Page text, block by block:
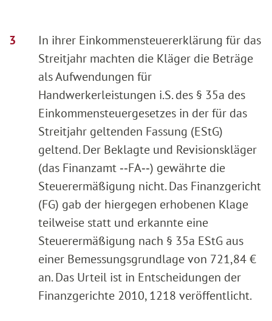
In ihrer Einkommensteuererklärung für das
Streitjahr machten die Kläger die Beträge
als Aufwendungen für
Handwerkerleistungen i.S. des § 35a des
Einkommensteuergesetzes in der für das
Streitjahr geltenden Fassung (EStG)
geltend. Der Beklagte und Revisionskläger
(das Finanzamt ‑‑FA‑‑) gewährte die
Steuerermäßigung nicht. Das Finanzgericht
(FG) gab der hiergegen erhobenen Klage
teilweise statt und erkannte eine
Steuerermäßigung nach § 35a EStG aus
einer Bemessungsgrundlage von 721,84 €
an. Das Urteil ist in Entscheidungen der
Finanzgerichte 2010, 1218 veröffentlicht.